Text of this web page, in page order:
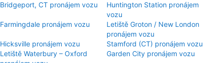
Bridgeport, CT pronájem vozu
Huntington Station pronájem
vozu
Farmingdale pronájem vozu
Letiště Groton / New London
pronájem vozu
Hicksville pronájem vozu
Stamford (CT) pronájem vozu
Letiště Waterbury – Oxford
Garden City pronájem vozu